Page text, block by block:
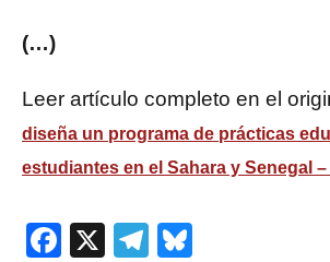
(…)
Leer artículo completo en el
diseña un programa de prácticas
estudiantes en el Sahara y Senegal
Facebook
X Telegram